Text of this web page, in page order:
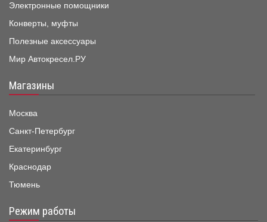
Электронные помощники
Конверты, муфты
Полезные аксессуары
Мир Автокресел.РУ
Магазины
Москва
Санкт-Петербург
Екатеринбург
Краснодар
Тюмень
Режим работы